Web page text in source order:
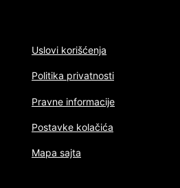
Uslovi korišćenja
Politika privatnosti
Pravne informacije
Postavke kolačića
Mapa sajta